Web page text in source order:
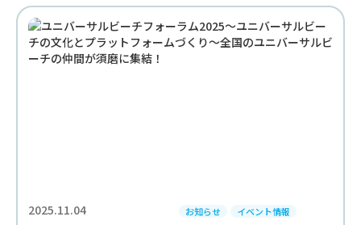
2025.11.04 お知らせ イベント情報